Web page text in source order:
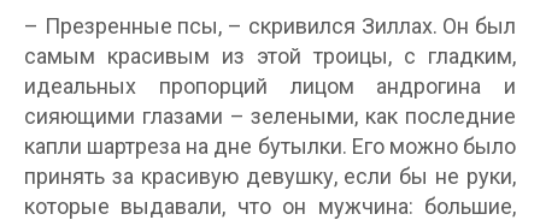
– Презренные псы, – скривился Зиллах. Он был
самым красивым из этой троицы, с гладким,
идеальных пропорций лицом андрогина и
сияющими глазами – зелеными, как последние
капли шартреза на дне бутылки. Его можно было
принять за красивую девушку, если бы не руки,
которые выдавали, что он мужчина: большие,